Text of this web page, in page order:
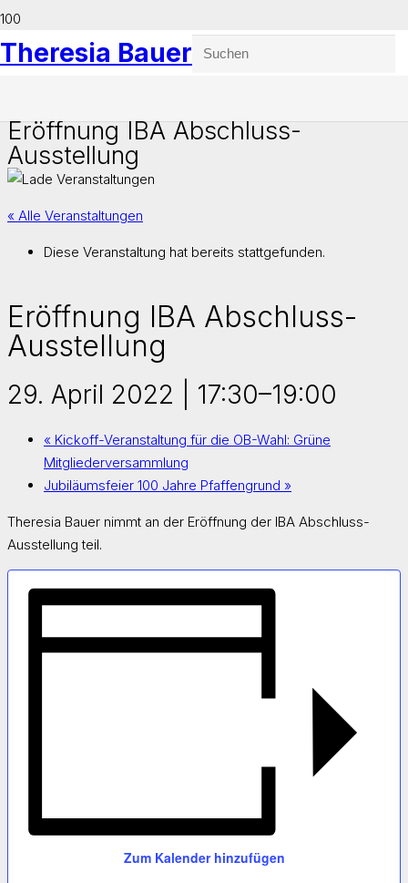
Theresia Bauer
Eröffnung IBA Abschluss-
Ausstellung
« Alle Veranstaltungen
Diese Veranstaltung hat bereits stattgefunden.
Eröffnung IBA Abschluss-
Ausstellung
29. April 2022 | 17:30–19:00
« Kickoff-Veranstaltung für die OB-Wahl: Grüne
Mitgliederversammlung
Jubiläumsfeier 100 Jahre Pfaffengrund »
Theresia Bauer nimmt an der Eröffnung der IBA Abschluss-
Ausstellung teil.
Zum Kalender hinzufügen